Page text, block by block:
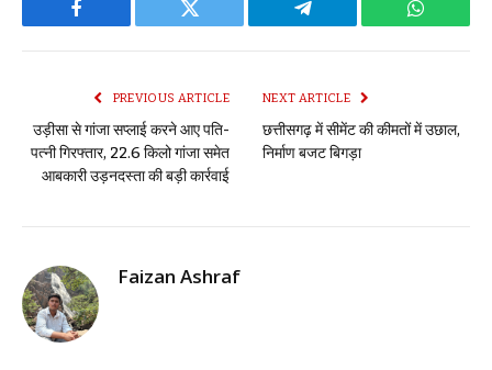
Facebook Twitter Telegram
PREVIOUS ARTICLE
उड़ीसा से गांजा सप्लाई करने आए पति-
पत्नी गिरफ्तार, 22.6 किलो गांजा समेत
आबकारी उड़नदस्ता की बड़ी कार्रवाई
NEXT ARTICLE
छत्तीसगढ़ में सीमेंट की कीमतों में उछाल,
निर्माण बजट बिगड़ा
Faizan Ashraf